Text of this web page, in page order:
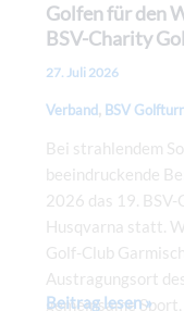
Golfen für den
BSV-Charity
27. Juli 2026
Verband, BSV
Bei strahlendem
beeindruckende
2026 das 19.
Husqvarna statt.
Golf-Club
Austragungsort
gemeinsame
Beitrag lesen »